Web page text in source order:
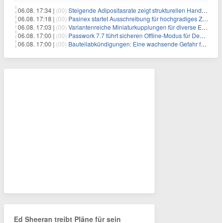
06.08. 17:34 | (00) Steigende Adipositasrate zeigt strukturellen Handlungsbedarf bei der Ernährung schulpflichtiger Kinder
06.08. 17:18 | (00) Pasinex startet Ausschreibung für hochgradiges Zinksulfidkonzentrat mit Germanium- und Silbergehalten und stellt ein Betriebsupdate bereit
06.08. 17:03 | (00) Variantenreiche Miniaturkupplungen für diverse Einsatzbereiche
06.08. 17:00 | (00) Passwork 7.7 führt sicheren Offline-Modus für Desktop- und Mobile-Apps ein
06.08. 17:00 | (00) Bauteilabkündigungen: Eine wachsende Gefahr für industrielle Elektroniksysteme
Ed Sheeran treibt Pläne für sein